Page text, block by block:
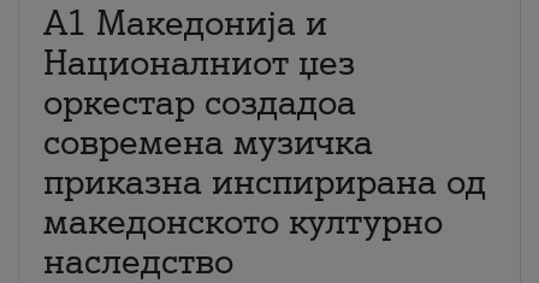
А1 Македонија и
Националниот џез
оркестар создадоа
современа музичка
приказна инспирирана од
македонското културно
наследство